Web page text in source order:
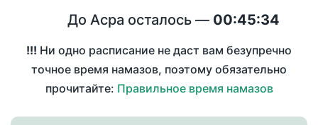
До Асра осталось — 00:45:34
!!! Ни одно расписание не даст вам безупречно
точное время намазов, поэтому обязательно
прочитайте: Правильное время намазов